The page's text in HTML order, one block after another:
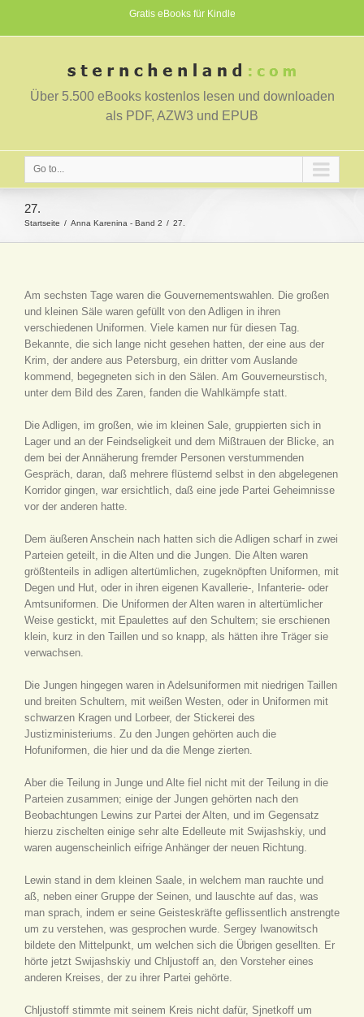
Gratis eBooks für Kindle
Über 5.500 eBooks kostenlos lesen und downloaden
als PDF, AZW3 und EPUB
Go to...
27.
Startseite Anna Karenina - Band 2 27.
Am sechsten Tage waren die Gouvernementswahlen. Die großen
und kleinen Säle waren gefüllt von den Adligen in ihren
verschiedenen Uniformen. Viele kamen nur für diesen Tag.
Bekannte, die sich lange nicht gesehen hatten, der eine aus der
Krim, der andere aus Petersburg, ein dritter vom Auslande
kommend, begegneten sich in den Sälen. Am Gouverneurstisch,
unter dem Bild des Zaren, fanden die Wahlkämpfe statt.
Die Adligen, im großen, wie im kleinen Sale, gruppierten sich in
Lager und an der Feindseligkeit und dem Mißtrauen der Blicke, an
dem bei der Annäherung fremder Personen verstummenden
Gespräch, daran, daß mehrere flüsternd selbst in den abgelegenen
Korridor gingen, war ersichtlich, daß eine jede Partei Geheimnisse
vor der anderen hatte.
Dem äußeren Anschein nach hatten sich die Adligen scharf in zwei
Parteien geteilt, in die Alten und die Jungen. Die Alten waren
größtenteils in adligen altertümlichen, zugeknöpften Uniformen, mit
Degen und Hut, oder in ihren eigenen Kavallerie-, Infanterie- oder
Amtsuniformen. Die Uniformen der Alten waren in altertümlicher
Weise gestickt, mit Epaulettes auf den Schultern; sie erschienen
klein, kurz in den Taillen und so knapp, als hätten ihre Träger sie
verwachsen.
Die Jungen hingegen waren in Adelsuniformen mit niedrigen Taillen
und breiten Schultern, mit weißen Westen, oder in Uniformen mit
schwarzen Kragen und Lorbeer, der Stickerei des
Justizministeriums. Zu den Jungen gehörten auch die
Hofuniformen, die hier und da die Menge zierten.
Aber die Teilung in Junge und Alte fiel nicht mit der Teilung in die
Parteien zusammen; einige der Jungen gehörten nach den
Beobachtungen Lewins zur Partei der Alten, und im Gegensatz
hierzu zischelten einige sehr alte Edelleute mit Swijashskiy, und
waren augenscheinlich eifrige Anhänger der neuen Richtung.
Lewin stand in dem kleinen Saale, in welchem man rauchte und
aß, neben einer Gruppe der Seinen, und lauschte auf das, was
man sprach, indem er seine Geisteskräfte geflissentlich anstrengte
um zu verstehen, was gesprochen wurde. Sergey Iwanowitsch
bildete den Mittelpunkt, um welchen sich die Übrigen gesellten. Er
hörte jetzt Swijashskiy und Chljustoff an, den Vorsteher eines
anderen Kreises, der zu ihrer Partei gehörte.
Chljustoff stimmte mit seinem Kreis nicht dafür, Sjnetkoff um